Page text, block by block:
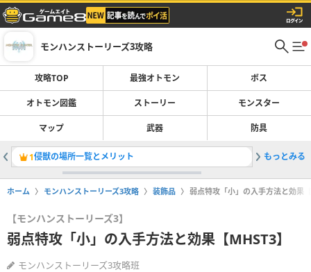
モンハンストーリーズ3攻略
攻略TOP 最強オトモン ボス
オトモン図鑑 ストーリー モンスター
マップ 武器 防具
1侵獣の場所一覧とメリット 2侵獣オ
もっとみる
ホーム モンハンストーリーズ3攻略 装飾品 弱点特攻「小」の入手方法と効果
【モンハンストーリーズ3】
弱点特攻「小」の入手方法と効果【MHST3】
モンハンストーリーズ3攻略班